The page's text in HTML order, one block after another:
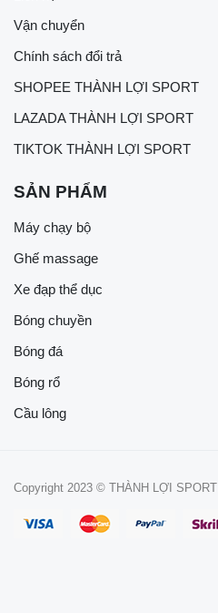
Vận chuyển
Chính sách đổi trả
SHOPEE THÀNH LỢI SPORT
LAZADA THÀNH LỢI SPORT
TIKTOK THÀNH LỢI SPORT
SẢN PHẨM
Máy chạy bộ
Ghế massage
Xe đạp thể dục
Bóng chuyền
Bóng đá
Bóng rổ
Cầu lông
Copyright 2023 © THÀNH LỢI SPORT